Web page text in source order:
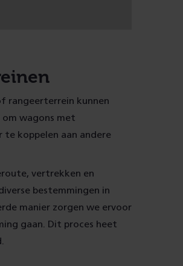
rangeerterrein kunnen
om wagons met
koppelen aan andere
vertrekken en
bestemmingen in
manier zorgen we ervoor
gaan. Dit proces heet